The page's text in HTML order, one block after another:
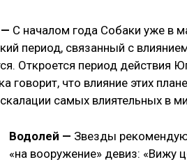
С началом года Собаки уже в
период, связанный с
Откроется период действия
говорит, что влияние этих
самых влиятельных в
Водолей — Звезды
«на вооружение» девиз: «Вижу